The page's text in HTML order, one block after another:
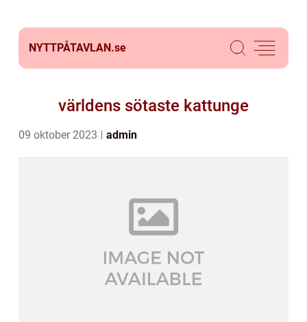
NYTTPÅTAVLAN.se
världens sötaste kattunge
09 oktober 2023 admin